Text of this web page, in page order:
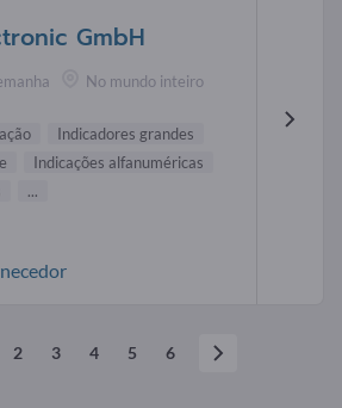
GmbH
No mundo inteiro
Indicadores grandes
Indicações alfanuméricas
...
2 3 4 5 6